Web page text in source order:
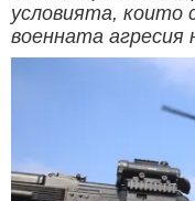
условията, които
военната